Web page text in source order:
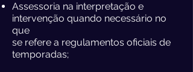
Assessoria na interpretação e
intervenção quando necessário no
que
se refere a regulamentos oficiais de
temporadas;